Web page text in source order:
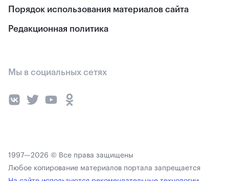
Порядок использования материалов сайта
Редакционная политика
Мы в социальных сетях
1997—2026 © Все права защищены
Любое копирование материалов портала запрещается